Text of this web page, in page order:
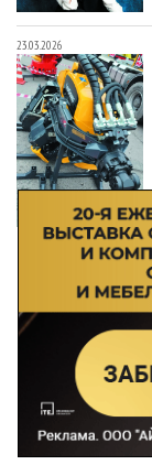
23.03.2026